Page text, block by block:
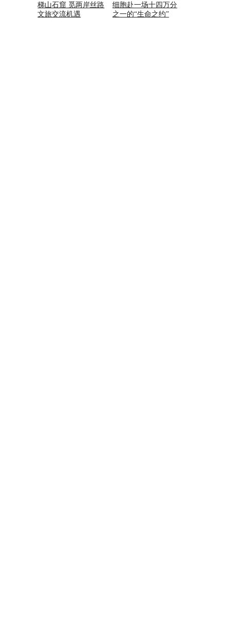
梯山石窟 觅两岸丝路
文旅交流机遇
细胞赴一场十四万分
之一的“生命之约”